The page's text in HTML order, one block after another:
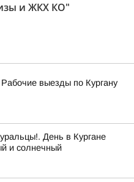
и ЖКХ КО"
выезды по Кургану
День в Кургане
и солнечный